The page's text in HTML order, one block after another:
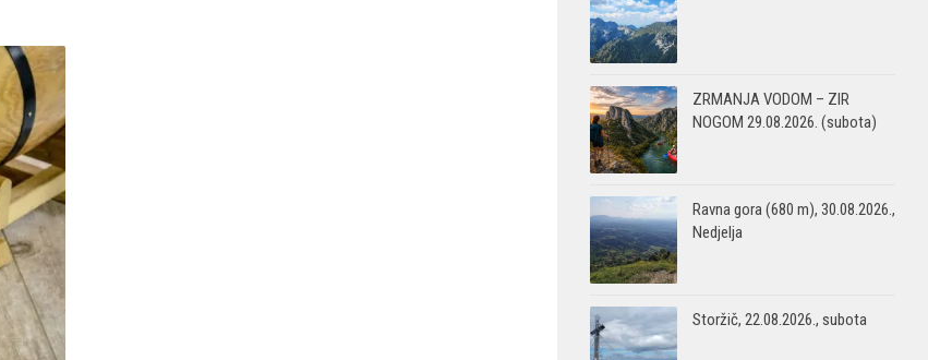
ZRMANJA VODOM – ZIR
NOGOM 29.08.2026. (subota)
Ravna gora (680 m), 30.08.2026.,
Nedjelja
Storžič, 22.08.2026., subota